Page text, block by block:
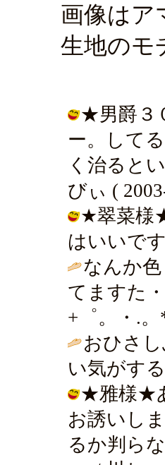
画像はア
生地のモ
★男爵３
ー。して
く治ると
びぃ (
★翠菜様
はいいで
なんか
てますた
+゜。・.
おひさ
い気がす
★雅様★
お誘いし
るか判ら